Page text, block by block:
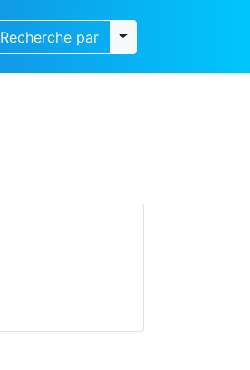
Recherche par Toggle dropdown